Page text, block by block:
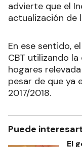
advierte que el
actualización de
En ese sentido,
CBT utilizando
hogares
pesar de que ya
2017/2018.
Puede
El